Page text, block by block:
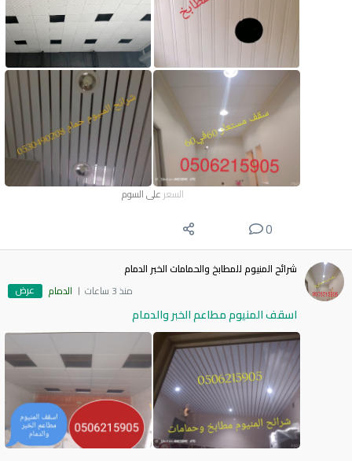
السعر على السوم
0
شرائح المنيوم للمطابخ والحمامات الخبر الدمام
منذ 3 ساعات
الدمام عرض
اسقف المنيوم مطاعم الخبر والدمام